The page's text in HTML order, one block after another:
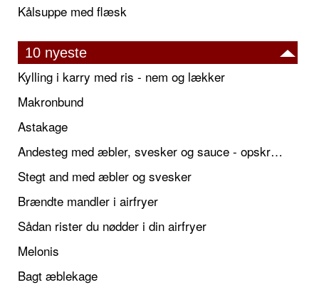
Kålsuppe med flæsk
10 nyeste
Kylling i karry med ris - nem og lækker
Makronbund
Astakage
Andesteg med æbler, svesker og sauce - opskrift også til jul
Stegt and med æbler og svesker
Brændte mandler i airfryer
Sådan rister du nødder i din airfryer
Melonis
Bagt æblekage